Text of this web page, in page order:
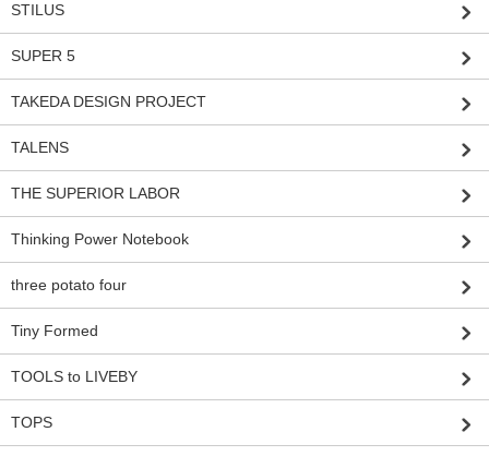
STILUS
SUPER 5
TAKEDA DESIGN PROJECT
TALENS
THE SUPERIOR LABOR
Thinking Power Notebook
three potato four
Tiny Formed
TOOLS to LIVEBY
TOPS